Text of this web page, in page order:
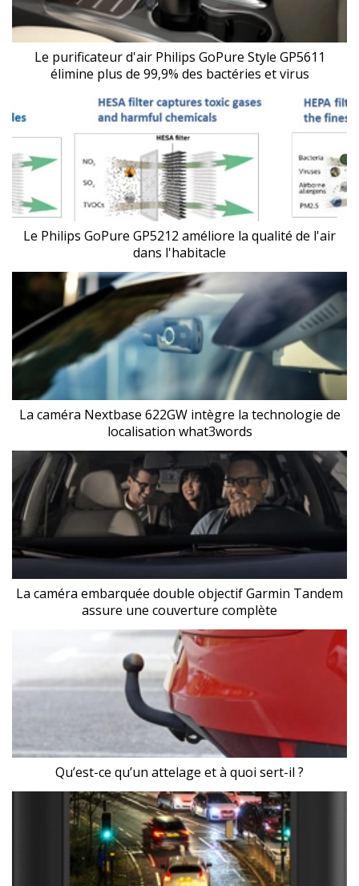
Le purificateur d'air Philips GoPure Style GP5611
élimine plus de 99,9% des bactéries et virus
Le Philips GoPure GP5212 améliore la qualité de l'air
dans l'habitacle
La caméra Nextbase 622GW intègre la technologie de
localisation what3words
La caméra embarquée double objectif Garmin Tandem
assure une couverture complète
Qu’est-ce qu’un attelage et à quoi sert-il ?